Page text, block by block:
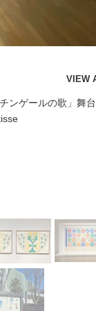
ンゲールの歌」舞